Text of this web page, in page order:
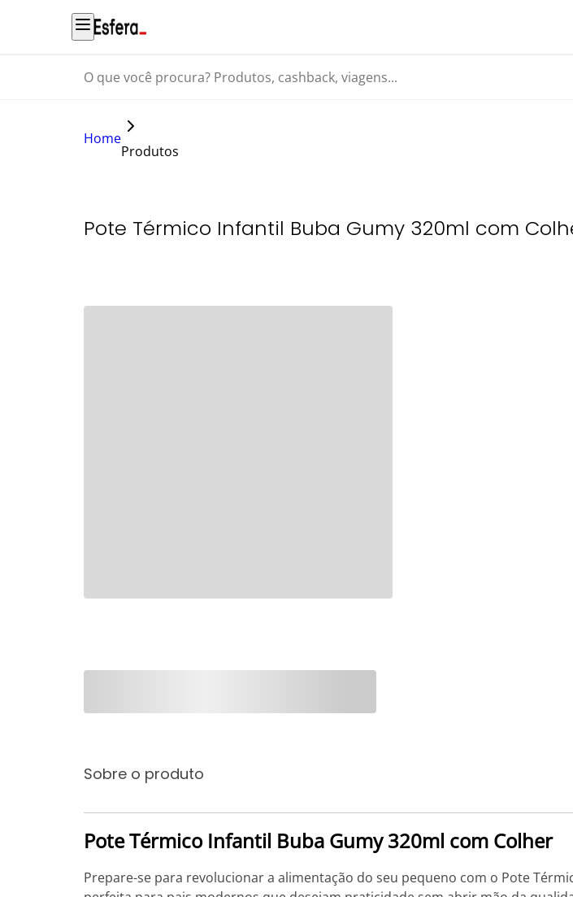
O que você procura? Produtos, cashback, viagens...
Home
Produtos
Pote Térmico Infantil Buba Gumy 320ml com
Sobre o produto
Pote Térmico Infantil Buba Gumy 320ml com Colher
Prepare-se para revolucionar a alimentação do seu pequeno com o Pote